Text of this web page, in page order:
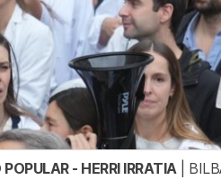
POPULAR - HERRI IRRATIA |